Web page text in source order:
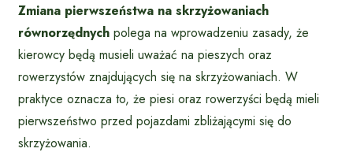
Zmiana pierwszeństwa na skrzyżowaniach
równorzędnych polega na wprowadzeniu zasady, że
kierowcy będą musieli uważać na pieszych oraz
rowerzystów znajdujących się na skrzyżowaniach. W
praktyce oznacza to, że piesi oraz rowerzyści będą mieli
pierwszeństwo przed pojazdami zbliżającymi się do
skrzyżowania.